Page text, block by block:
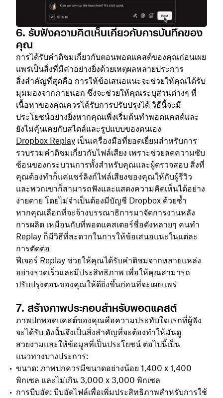
6. รับฟังความคิดเห็นเกี่ยวกับการบันทึกของ
คุณ
การได้รับคำติชมเกี่ยวกับตอนพอดแคสต์ของคุณก่อนเผย
แพร่เป็นสิ่งที่มีค่าอย่างยิ่งด้วยเหตุผลหลายประการ
สิ่งสำคัญที่สุดคือ การให้ข้อเสนอแนะจะช่วยให้คุณได้รับ
มุมมองจากภายนอก ซึ่งจะช่วยให้คุณระบุส่วนต่างๆ ที่
เนื้อหาของคุณควรได้รับการปรับปรุงได้ วิธีนี้จะมี
ประโยชน์อย่างยิ่งหากคุณเพิ่งเริ่มต้นทำพอดแคสต์และ
ยังไม่คุ้นเคยกับสไตล์และรูปแบบของตนเอง
Dropbox Replay เป็นเครื่องมือที่ยอดเยี่ยมสำหรับการ
รวบรวมคำติชมเกี่ยวกับไฟล์เสียง เพราะช่วยลดความซับ
ซ้อนของกระบวนการทั้งสำหรับคุณและผู้ตรวจสอบ สิ่งที่
คุณต้องทำก็แค่แชร์ลิงก์ไฟล์เสียงของคุณให้กับผู้รีวิว
และพวกเขาก็สามารถฟังและแสดงความคิดเห็นได้อย่าง
ง่ายดาย โดยไม่จำเป็นต้องมีบัญชี Dropbox ด้วยซ้ำ
หากคุณเลือกที่จะจ้างบรรณาธิการมาจัดการงานหลัง
การผลิต เหมือนกับที่พอดแคสเตอร์ชื่อดังหลายๆ คนทำ
Replay ก็มีวิธีที่สะดวกในการให้ข้อเสนอแนะในแต่ละ
การตัดต่อ
ฟีเจอร์ Replay ช่วยให้คุณได้รับคำติชมจากหลายแหล่ง
อย่างรวดเร็วและมีประสิทธิภาพ เพื่อให้คุณสามารถ
ปรับปรุงตอนของคุณให้ดียิ่งขึ้นก่อนที่จะเผยแพร่
7. สร้างภาพประกอบสำหรับพอดแคสต์
ภาพปกพอดแคสต์ของคุณคือความประทับใจแรกที่ผู้ฟัง
จะได้รับ ดังนั้นจึงเป็นสิ่งสำคัญที่จะต้องทำให้มันดู
สวยงามและให้ข้อมูลที่เป็นประโยชน์ ต่อไปนี้เป็น
แนวทางบางประการ:
ขนาด: ภาพปกควรมีขนาดอย่างน้อย 1,400 x 1,400
พิกเซล และไม่เกิน 3,000 x 3,000 พิกเซล
การบีบอัด: บีบอัดไฟล์เพื่อเพิ่มประสิทธิภาพสำหรับการใช้